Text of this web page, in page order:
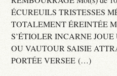
ÉCUREUILS TRISTESSES
TOTALEMENT ÉREINTÉE
S’ÉTIOLER INCARNE
OU VAUTOUR SAISIE
PORTÉE VERSEE (…)